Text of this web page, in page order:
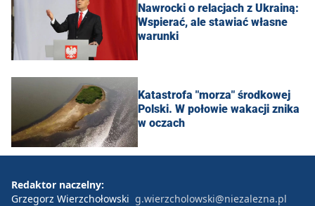
Nawrocki o relacjach z Ukrainą:
Wspierać, ale stawiać własne
warunki
Katastrofa "morza" środkowej
Polski. W połowie wakacji znika
w oczach
Redaktor naczelny:
Grzegorz Wierzchołowski g.wierzcholowski@niezalezna.pl